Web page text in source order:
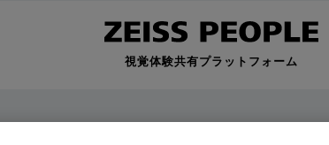
視覚体験共有プラットフォーム